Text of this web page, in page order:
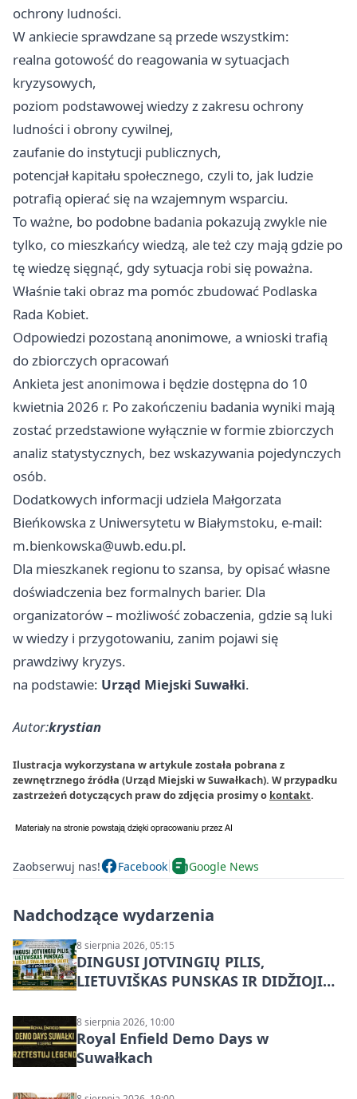
ochrony ludności.
W ankiecie sprawdzane są przede wszystkim:
realna gotowość do reagowania w sytuacjach
kryzysowych,
poziom podstawowej wiedzy z zakresu ochrony
ludności i obrony cywilnej,
zaufanie do instytucji publicznych,
potencjał kapitału społecznego, czyli to, jak ludzie
potrafią opierać się na wzajemnym wsparciu.
To ważne, bo podobne badania pokazują zwykle nie
tylko, co mieszkańcy wiedzą, ale też czy mają gdzie po
tę wiedzę sięgnąć, gdy sytuacja robi się poważna.
Właśnie taki obraz ma pomóc zbudować Podlaska
Rada Kobiet.
Odpowiedzi pozostaną anonimowe, a wnioski trafią
do zbiorczych opracowań
Ankieta jest anonimowa i będzie dostępna do 10
kwietnia 2026 r. Po zakończeniu badania wyniki mają
zostać przedstawione wyłącznie w formie zbiorczych
analiz statystycznych, bez wskazywania pojedynczych
osób.
Dodatkowych informacji udziela Małgorzata
Bieńkowska z Uniwersytetu w Białymstoku, e-mail:
m.bienkowska@uwb.edu.pl.
Dla mieszkanek regionu to szansa, by opisać własne
doświadczenia bez formalnych barier. Dla
organizatorów – możliwość zobaczenia, gdzie są luki
w wiedzy i przygotowaniu, zanim pojawi się
prawdziwy kryzys.
na podstawie: Urząd Miejski Suwałki.
Autor:krystian
Ilustracja wykorzystana w artykule została pobrana z
zewnętrznego źródła (Urząd Miejski w Suwałkach). W przypadku
zastrzeżeń dotyczących praw do zdjęcia prosimy o kontakt.
Zaobserwuj nas! Facebook Google News
Nadchodzące wydarzenia
8 sierpnia 2026, 05:15
DINGUSI JOTVINGIŲ PILIS,
LIETUVIŠKAS PUNSKAS IR DIDŽIOJI
DZŪKIJOS – jednodienė kelionė
8 sierpnia 2026, 10:00
Royal Enfield Demo Days w
Suwałkach